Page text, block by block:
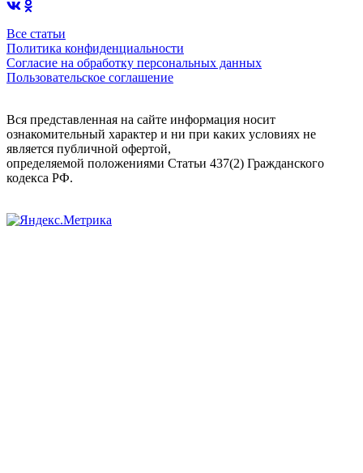
Все статьи
Политика конфиденциальности
Согласие на обработку персональных данных
Пользовательское соглашение
Вся представленная на сайте информация носит
ознакомительный характер и ни при каких условиях не
является публичной офертой,
определяемой положениями Статьи 437(2) Гражданского
кодекса РФ.